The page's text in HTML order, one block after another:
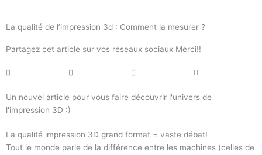
La qualité de l’impression 3d : Comment la mesurer ?
Partagez cet article sur vos réseaux sociaux Merci!!
Un nouvel article pour vous faire découvrir l'univers de
l'impression 3D :)
La qualité impression 3D grand format = vaste débat!
Tout le monde parle de la différence entre les machines (celles de